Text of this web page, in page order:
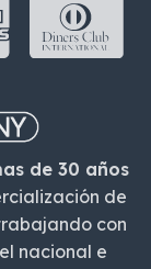
de 30 años
de
con
nacional e